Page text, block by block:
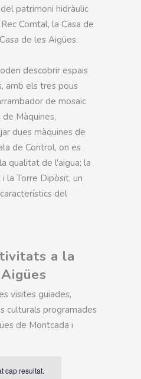
patrimoni hidràulic
Comtal, la Casa de
de les Aigües.
descobrir espais
amb els tres pous
de mosaic
Màquines,
dues màquines de
de Control, on es
qualitat de l’aigua; la
la Torre Dipòsit, un
del
a la
visites guiades,
culturals programades
de Montcada i
cap resultat.